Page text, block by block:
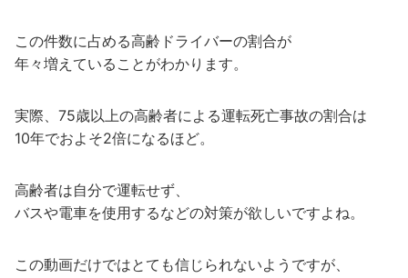
この件数に占める高齢ドライバーの割合が
年々増えていることがわかります。
実際、75歳以上の高齢者による運転死亡事故の割合は
10年でおよそ2倍になるほど。
高齢者は自分で運転せず、
バスや電車を使用するなどの対策が欲しいですよね。
この動画だけではとても信じられないようですが、